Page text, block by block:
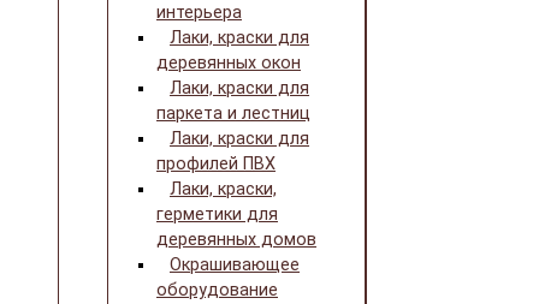
интерьера
Лаки, краски для
деревянных окон
Лаки, краски для
паркета и лестниц
Лаки, краски для
профилей ПВХ
Лаки, краски,
герметики для
деревянных домов
Окрашивающее
оборудование